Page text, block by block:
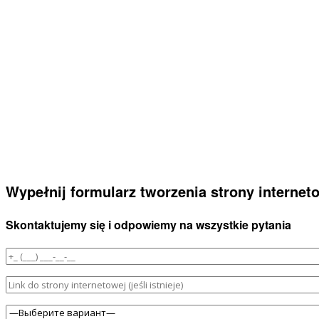
Wypełnij formularz tworzenia strony
Skontaktujemy się i odpowiemy na wszystkie pytania